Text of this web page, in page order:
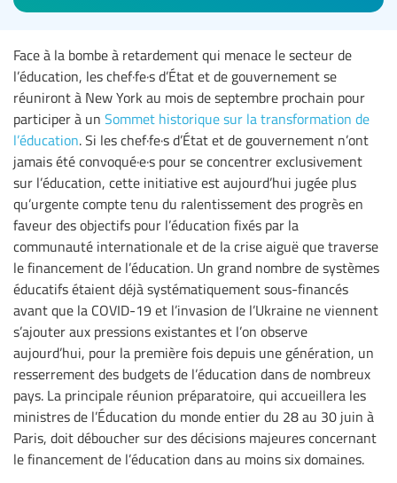
Face à la bombe à retardement qui menace le secteur de
l’éducation, les chef·fe·s d’État et de gouvernement se
réuniront à New York au mois de septembre prochain pour
participer à un Sommet historique sur la transformation de
l’éducation. Si les chef·fe·s d’État et de gouvernement n’ont
jamais été convoqué·e·s pour se concentrer exclusivement
sur l’éducation, cette initiative est aujourd’hui jugée plus
qu’urgente compte tenu du ralentissement des progrès en
faveur des objectifs pour l’éducation fixés par la
communauté internationale et de la crise aiguë que traverse
le financement de l’éducation. Un grand nombre de systèmes
éducatifs étaient déjà systématiquement sous-financés
avant que la COVID-19 et l’invasion de l’Ukraine ne viennent
s’ajouter aux pressions existantes et l’on observe
aujourd’hui, pour la première fois depuis une génération, un
resserrement des budgets de l’éducation dans de nombreux
pays. La principale réunion préparatoire, qui accueillera les
ministres de l’Éducation du monde entier du 28 au 30 juin à
Paris, doit déboucher sur des décisions majeures concernant
le financement de l’éducation dans au moins six domaines.